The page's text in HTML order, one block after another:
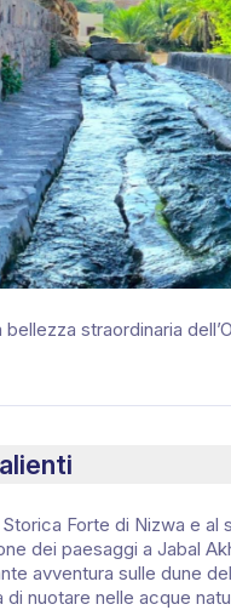
bellezza straordinaria
Forte di Nizwa e al
dei paesaggi a Jabal
avventura sulle dune
di nuotare nelle acque